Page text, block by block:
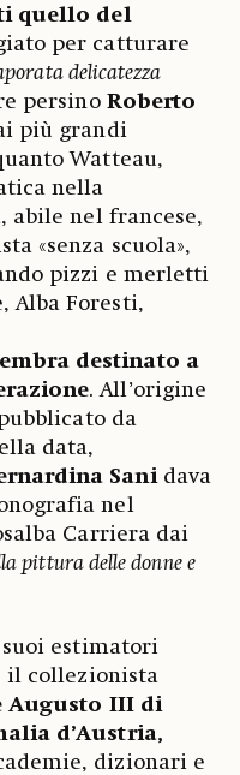
quello del
per catturare
delicatezza
persino Roberto
più grandi
Watteau,
nella
abile nel francese,
«senza scuola»,
pizzi e merletti
Alba Foresti,
destinato a
. All’origine
da
data,
Sanidava
nel
Carriera dai
pittura delle donne e
estimatori
il collezionista
Augusto III di
d’Austria,
dizionari e